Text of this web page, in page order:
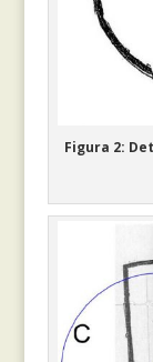
Figura 2: